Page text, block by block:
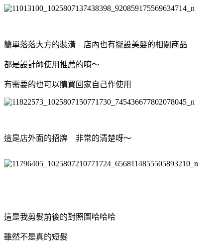
簡單落落大方的裝潢 店內也有擺設美髮的相關商品
都是設計師使用推薦的唷～
有需要的也可以購買回家自己作使用
這是店外面的招牌 非常的清楚呀～
這是我剪髮前後的對照圖哈哈哈
雖然不是真的短髮